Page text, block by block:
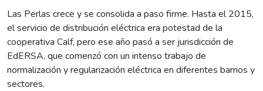
Las Perlas crece y se consolida a paso firme. Hasta el 2015,
el servicio de distribución eléctrica era potestad de la
cooperativa Calf, pero ese año pasó a ser jurisdicción de
EdERSA, que comenzó con un intenso trabajo de
normalización y regularización eléctrica en diferentes barrios y
sectores.